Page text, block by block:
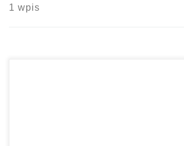
1 wpis